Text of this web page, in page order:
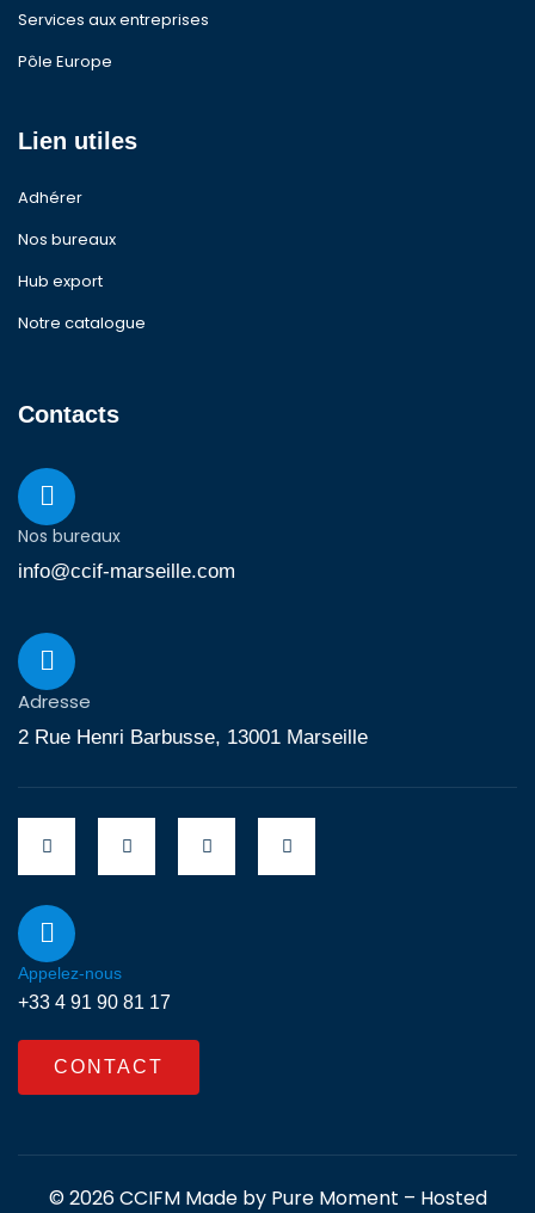
Services aux entreprises
Pôle Europe
Lien utiles
Adhérer
Nos bureaux
Hub export
Notre catalogue
Contacts
Nos bureaux
info@ccif-marseille.com
Adresse
2 Rue Henri Barbusse, 13001 Marseille
Appelez-nous
+33 4 91 90 81 17
CONTACT
© 2026 CCIFM Made by Pure Moment – Hosted